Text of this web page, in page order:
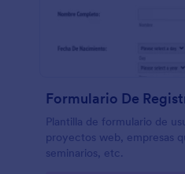
Plantilla de formulario de
proyectos web, empresas
seminarios, etc.